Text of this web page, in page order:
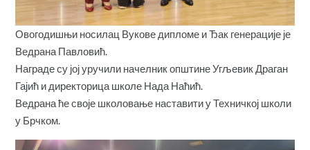
Овогодишњи носилац Вукове дипломе и Ђак генерације је
Ведрана Павловић.
Награде су јој уручили начелник општине Угљевик Драган
Гајић и директорица школе Нада Наћић.
Ведрана ће своје школовање наставити у Техничкој школи
у Брчком.